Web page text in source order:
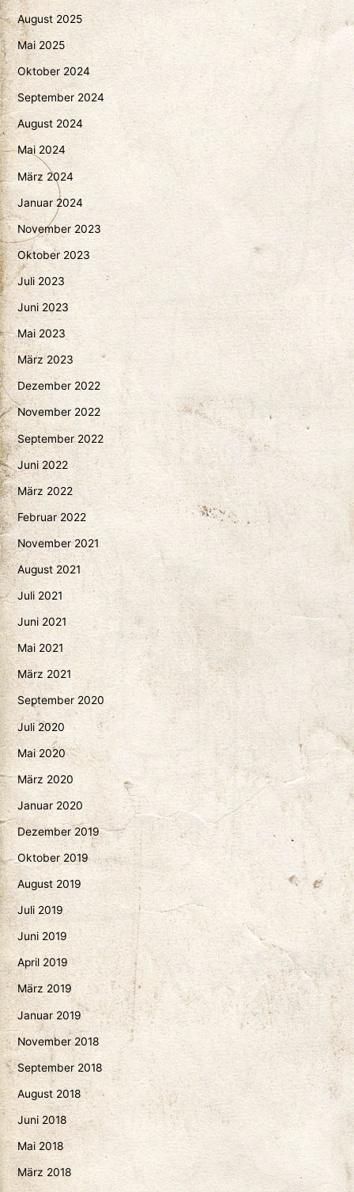
August 2025
Mai 2025
Oktober 2024
September 2024
August 2024
Mai 2024
März 2024
Januar 2024
November 2023
Oktober 2023
Juli 2023
Juni 2023
Mai 2023
März 2023
Dezember 2022
November 2022
September 2022
Juni 2022
März 2022
Februar 2022
November 2021
August 2021
Juli 2021
Juni 2021
Mai 2021
März 2021
September 2020
Juli 2020
Mai 2020
März 2020
Januar 2020
Dezember 2019
Oktober 2019
August 2019
Juli 2019
Juni 2019
April 2019
März 2019
Januar 2019
November 2018
September 2018
August 2018
Juni 2018
Mai 2018
März 2018